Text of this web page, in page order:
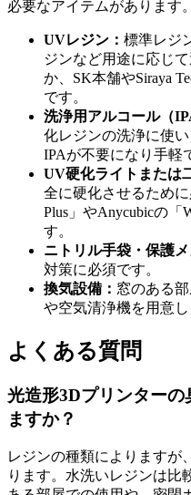
必要なアイテムがあります。
UVレジン： 標準レジ
ジンなど用途に応じ
か、SK本舗やSiraya
です。
洗浄用アルコール（
化レジンの洗浄に使
IPAが不要になり手軽
UV硬化ライトまたは
全に硬化させるため
Plus」やAnycubicの「
す。
ニトリル手袋・保護メ
対策に必須です。
換気設備： 窓のある
や空気清浄機を用意し
よくある質問
光造形3Dプリンターの
ますか？
レジンの種類によりますが
ります。水洗いレジンは比